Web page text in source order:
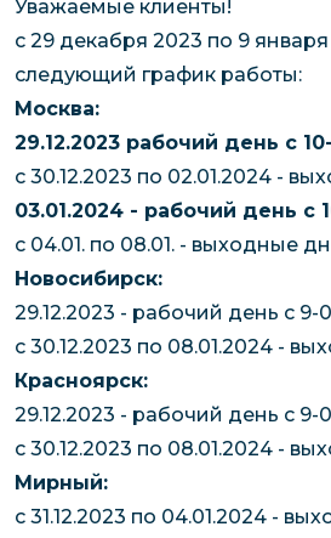
Уважаемые клиенты!
с 29 декабря 2023 по 9
следующий график работы:
Москва:
29.12.2023 рабочий день с
с 30.12.2023 по 02.01.2024 -
03.01.2024 - рабочий день с
с 04.01. по 08.01. - выходные
Новосибирск:
29.12.2023 - рабочий день с 9-
с 30.12.2023 по 08.01.2024 -
Красноярск:
29.12.2023 - рабочий день с 9-
с 30.12.2023 по 08.01.2024 -
Мирный:
с 31.12.2023 по 04.01.2024 -